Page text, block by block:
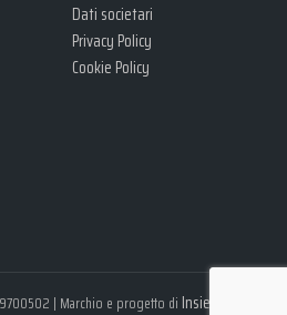
Dati societari
Privacy Policy
Cookie Policy
| Marchio e progetto di Insieme S.r.l.